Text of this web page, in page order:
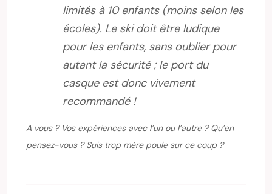
limités à 10 enfants (moins selon les
écoles). Le ski doit être ludique
pour les enfants, sans oublier pour
autant la sécurité ; le port du
casque est donc vivement
recommandé !
A vous ? Vos expériences avec l’un ou l’autre ? Qu’en
pensez-vous ? Suis trop mère poule sur ce coup ?